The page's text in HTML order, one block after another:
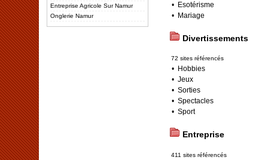
Entreprise Agricole Sur Namur
Onglerie Namur
• Esotérisme
• Mariage
Divertissements
72 sites référencés
• Hobbies
• Jeux
• Sorties
• Spectacles
• Sport
Entreprise
411 sites référencés